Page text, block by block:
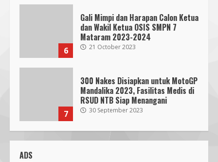
6
Gali Mimpi dan Harapan Calon Ketua
dan Wakil Ketua OSIS SMPN 7
Mataram 2023-2024
21 October 2023
7
300 Nakes Disiapkan untuk MotoGP
Mandalika 2023, Fasilitas Medis di
RSUD NTB Siap Menangani
30 September 2023
Parkir Semrawut di Depan RS
ADS